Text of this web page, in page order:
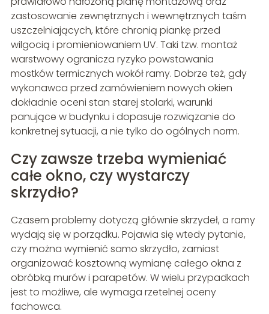
zastosowanie zewnętrznych i wewnętrznych taśm
uszczelniających, które chronią piankę przed
wilgocią i promieniowaniem UV. Taki tzw. montaż
warstwowy ogranicza ryzyko powstawania
mostków termicznych wokół ramy. Dobrze też, gdy
wykonawca przed zamówieniem nowych okien
dokładnie oceni stan starej stolarki, warunki
panujące w budynku i dopasuje rozwiązanie do
konkretnej sytuacji, a nie tylko do ogólnych norm.
Czy zawsze trzeba wymieniać
całe okno, czy wystarczy
skrzydło?
Czasem problemy dotyczą głównie skrzydeł, a ramy
wydają się w porządku. Pojawia się wtedy pytanie,
czy można wymienić samo skrzydło, zamiast
organizować kosztowną wymianę całego okna z
obróbką murów i parapetów. W wielu przypadkach
jest to możliwe, ale wymaga rzetelnej oceny
fachowca.